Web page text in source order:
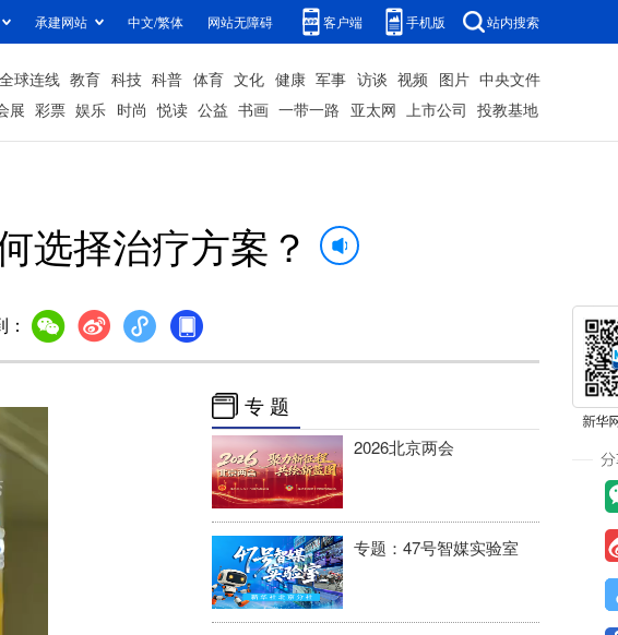
承建网站 中文/繁体 网站无障碍 客户端 手机版 站内搜索
全球连线 教育 科技 科普 体育 文化 健康 军事 访谈 视频 图片 中央文件
展 彩票 娱乐 时尚 悦读 公益 书画 一带一路 亚太网 上市公司 投教基地
选择治疗方案？
专 题
2026北京两会
专题：47号智媒实验室